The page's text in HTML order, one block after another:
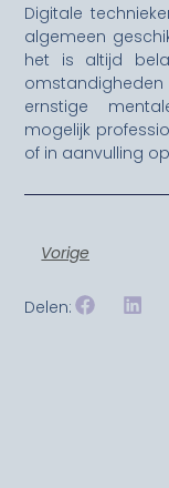
Digitale
algemeen
het is altijd
omstandigheden
ernstige
mogelijk
of in aanvulling
Vorige
Delen: